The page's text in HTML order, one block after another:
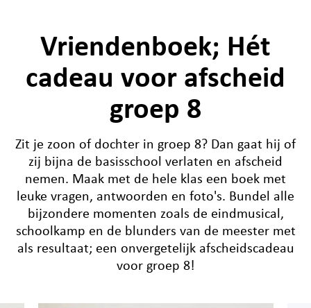
Vriendenboek; Hét
cadeau voor afscheid
groep 8
Zit je zoon of dochter in groep 8? Dan gaat hij of
zij bijna de basisschool verlaten en afscheid
nemen. Maak met de hele klas een boek met
leuke vragen, antwoorden en foto's. Bundel alle
bijzondere momenten zoals de eindmusical,
schoolkamp en de blunders van de meester met
als resultaat; een onvergetelijk afscheidscadeau
voor groep 8!